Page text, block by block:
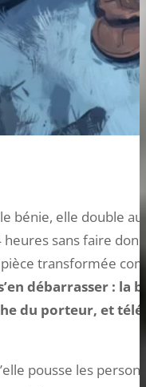
bénie, elle double
sans faire
transformée
débarrasser : la
du porteur, et
pousse les